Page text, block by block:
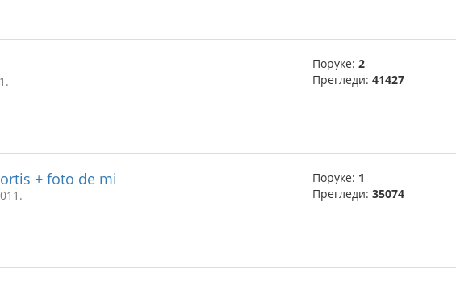
Поруке: 2
Прегледи: 41427
+ foto de mi Поруке: 1
Прегледи: 35074